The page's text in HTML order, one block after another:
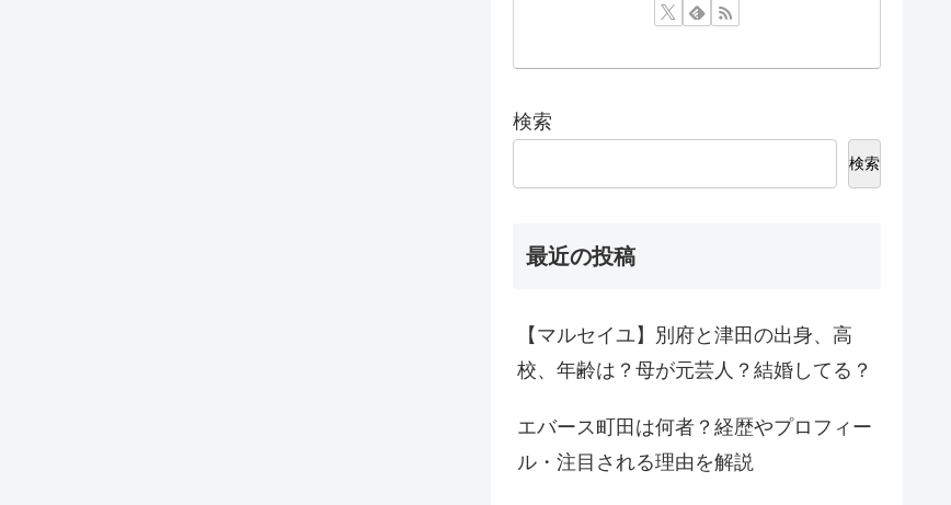
検索
検索
最近の投稿
【マルセイユ】別府と津田の出身、高
校、年齢は？母が元芸人？結婚してる？
エバース町田は何者？経歴やプロフィー
ル・注目される理由を解説